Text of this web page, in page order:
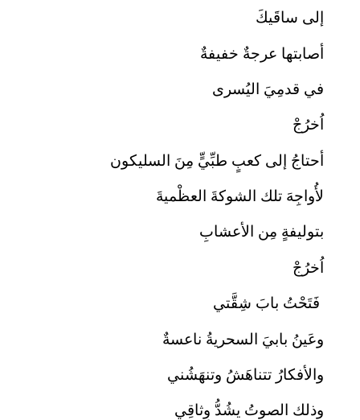
إلى ساقَيكَ
أصابتها عرجةٌ خفيفةٌ
في قدمِيَ اليُسرى
اُخرُجْ
أحتاجُ إلى كعبٍ طبِّيٍّ مِنَ السليكون
لأُواجِهَ تلك الشوكةَ العظْميةَ
بتوليفةٍ مِن الأعشابِ
اُخرُجْ
فَتَحْتُ بابَ شِقَّتي
وعَينُ بابيَ السحريةُ ناعسةٌ
والأفكارُ تتناهَشُ وتنهَشُني
وذلك الصوتُ يشُدُّ وِثاقِي